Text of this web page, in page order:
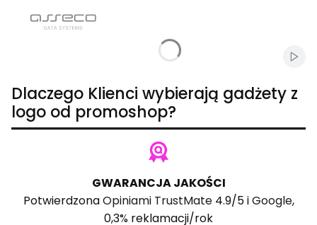
Dlaczego Klienci wybierają gadżety z
logo od promoshop?
GWARANCJA JAKOŚCI
PotwierdzonaOpiniami TrustMate4.9/5 iGoogle,
0,3% reklamacji/rok